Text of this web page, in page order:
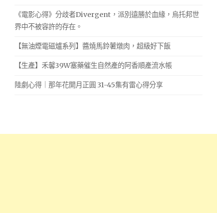
《電影心得》分歧者Divergent，派別遠勝於血緣，烏托邦世
界中不被容許的存在。
【無油煙電磁爐系列】醬燒馬鈴薯燉肉，超級好下飯
【生產】禾馨39W塞藥催生自然產的阿香順產流水帳
陸劇心得｜那年花開月正圓 31-45集有雷心得分享